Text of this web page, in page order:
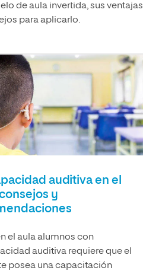
de aula invertida, sus ventajas
para aplicarlo.
auditiva en el
y
el aula alumnos con
auditiva requiere que el
posea una capacitación